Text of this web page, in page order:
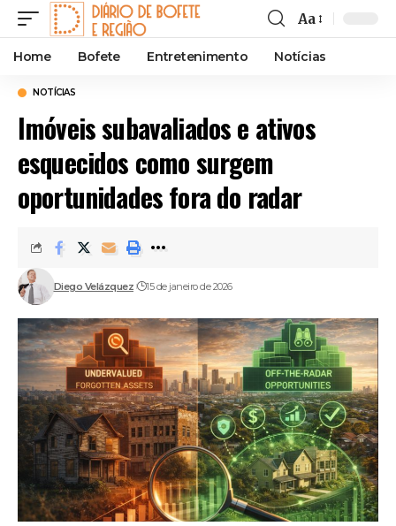
Font
Resizer
Aa
Home Bofete Entretenimento Notícias
NOTÍCIAS
Imóveis subavaliados e ativos
esquecidos como surgem
oportunidades fora do radar
Diego Velázquez 15 de janeiro de 2026